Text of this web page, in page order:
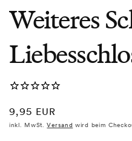
Weiteres
Normaler
Preis
9,95 EUR
inkl. MwSt.Versand wird beim